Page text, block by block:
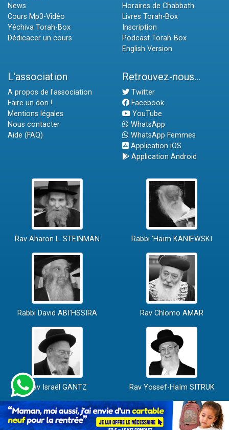
News
Cours Mp3-Vidéo
Yéchiva Torah-Box
Dédicacer un cours
Horaires de Chabbath
Livres Torah-Box
Inscription
Podcast Torah-Box
English Version
L'association
A propos de l'association
Faire un don !
Mentions légales
Nous contacter
Aide (FAQ)
Retrouvez-nous...
Twitter
Facebook
YouTube
WhatsApp
WhatsApp Femmes
Application iOS
Application Android
Rav Aharon L. STEINMAN Rabbi 'Haïm KANIEWSKI
Rabbi David ABI'HSSIRA Rav Chlomo AMAR
Rav Israël GANTZ Rav Yossef-Haïm SITRUK